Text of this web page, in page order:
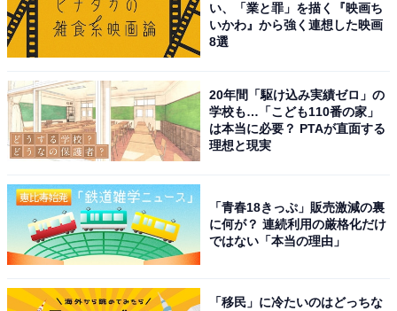
い、「業と罪」を描く『映画ち
いかわ』から強く連想した映画
8選
20年間「駆け込み実績ゼロ」の
学校も…「こども110番の家」
は本当に必要？ PTAが直面する
理想と現実
「青春18きっぷ」販売激減の裏
に何が？ 連続利用の厳格化だけ
ではない「本当の理由」
「移民」に冷たいのはどっちな